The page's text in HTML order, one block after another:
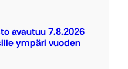
avautuu 7.8.2026
ympäri vuoden